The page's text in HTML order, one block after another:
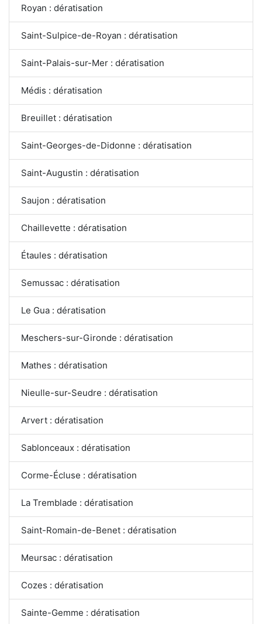
Royan : dératisation
Saint-Sulpice-de-Royan : dératisation
Saint-Palais-sur-Mer : dératisation
Médis : dératisation
Breuillet : dératisation
Saint-Georges-de-Didonne : dératisation
Saint-Augustin : dératisation
Saujon : dératisation
Chaillevette : dératisation
Étaules : dératisation
Semussac : dératisation
Le Gua : dératisation
Meschers-sur-Gironde : dératisation
Mathes : dératisation
Nieulle-sur-Seudre : dératisation
Arvert : dératisation
Sablonceaux : dératisation
Corme-Écluse : dératisation
La Tremblade : dératisation
Saint-Romain-de-Benet : dératisation
Meursac : dératisation
Cozes : dératisation
Sainte-Gemme : dératisation